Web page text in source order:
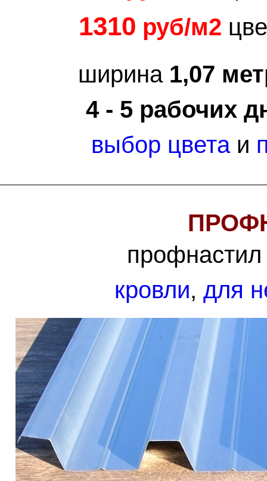
1310 руб/м2
ширина 1,07
4 - 5 рабочих
выбор цветаи
кровли, для